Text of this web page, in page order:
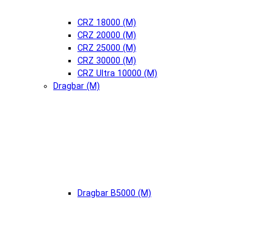
CRZ 18000 (М)
CRZ 20000 (М)
CRZ 25000 (М)
CRZ 30000 (М)
CRZ Ultra 10000 (М)
Dragbar (М)
Dragbar B5000 (М)